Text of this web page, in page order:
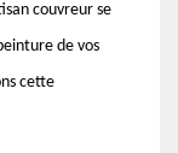
couvreur se
de vos
cette